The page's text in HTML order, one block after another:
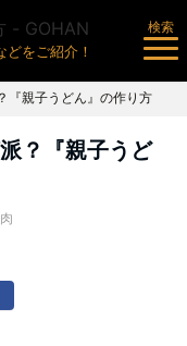
をご紹介！
検索
『親子うどん』の作り方
？『親子うど